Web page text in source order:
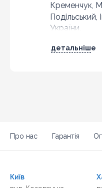
Кременчук,
України.
детальніше
Про нас Гарантія
Київ